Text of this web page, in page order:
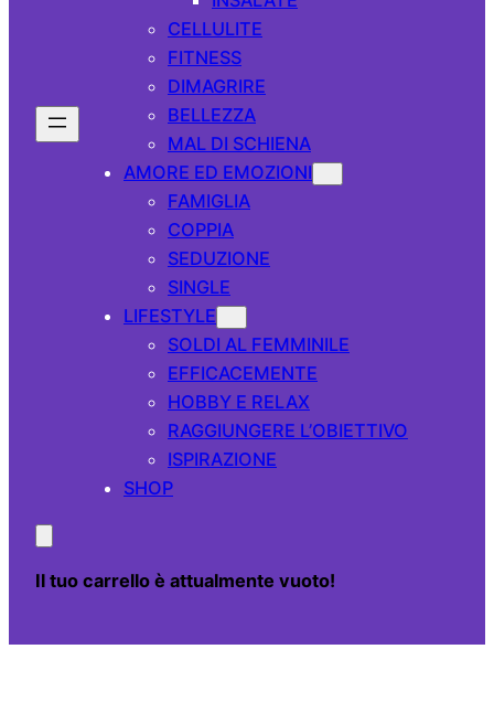
CELLULITE
FITNESS
DIMAGRIRE
BELLEZZA
MAL DI SCHIENA
AMORE ED EMOZIONI
FAMIGLIA
COPPIA
SEDUZIONE
SINGLE
LIFESTYLE
SOLDI AL FEMMINILE
EFFICACEMENTE
HOBBY E RELAX
RAGGIUNGERE L’OBIETTIVO
ISPIRAZIONE
SHOP
Il tuo carrello è attualmente vuoto!